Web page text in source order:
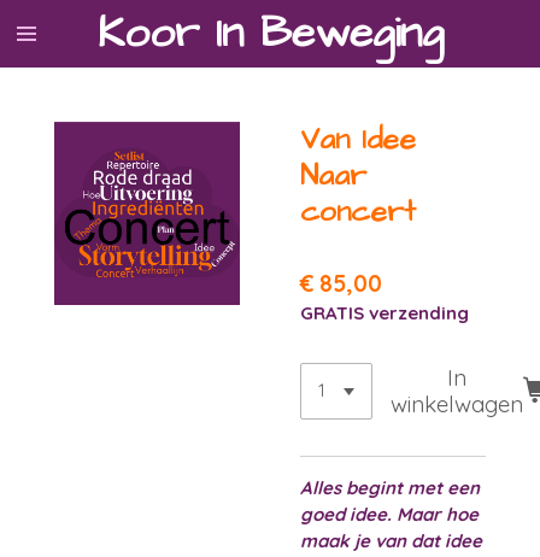
Ga
Koor In Beweging
Van Idee
Naar
concert
€ 85,00
GRATIS verzending
In
winkelwagen
Alles begint met een
goed idee. Maar hoe
maak je van dat idee